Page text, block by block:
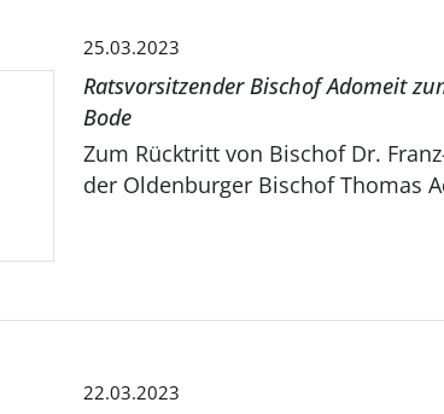
25.03.2023
Ratsvorsitzender Bischof Adomeit
Bode
Zum Rücktritt von Bischof Dr.
der Oldenburger Bischof Thomas
22.03.2023